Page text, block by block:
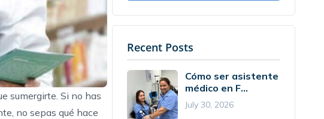
sumergirte. Si no has
no sepas qué hace
Recent Posts
Cómo ser asistente
médico en F...
July 30, 2026